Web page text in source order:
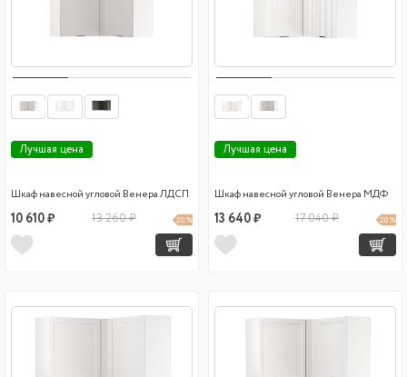
Лучшая цена
Шкаф навесной угловой Венера ЛДСП
10 610 ₽ 13 260 ₽ 20 %
Лучшая цена
Шкаф навесной угловой Венера МДФ
13 640 ₽ 17 040 ₽ 20 %